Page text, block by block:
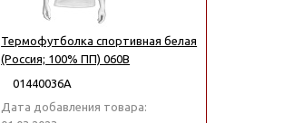
Термофутболка спортивная белая
(Россия; 100% ПП) 060B
01440036А
Дата добавления товара: